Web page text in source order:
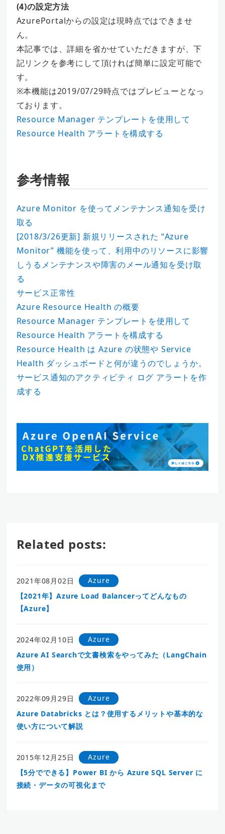
(4)の設定方法
AzurePortalからの設定は現時点ではできませ
ん。
本記事では、詳細を省かせていただきますが、下
記リンクを参考にして頂ければ簡単に設定可能で
す。
※本機能は2019/07/29時点ではプレビューとなっ
ております。
Resource Manager テンプレートを使用して
Resource Health アラートを構成する
参考情報
Azure Monitor を使ってメンテナンス通知を受け
取る
[2018/3/26更新] 新規リリースされた “Azure
Monitor” 機能を使って、利用中のリソースに影響
しうるメンテナンスや障害のメール通知を受け取
る
サービス正常性
Azure Resource Health の概要
Resource Manager テンプレートを使用して
Resource Health アラートを構成する
Resource Health は Azure の状態や Service
Health ダッシュボードと何が違うのでしょうか。
サービス通知のアクティビティ ログ アラートを作
成する
Related posts:
2021年08月02日
Azure
【2021年】Azure Load Balancerってどんなもの
【Azure】
2024年02月10日
Azure
Azure AI Searchで文書検索をやってみた（LangChain
使用）
2022年09月29日
Azure
Azure Databricks とは？使用するメリットや基本的な
使い方について解説
2015年12月25日
Azure
【5分でできる】Power BI から Azure SQL Server に
接続・データの可視化まで